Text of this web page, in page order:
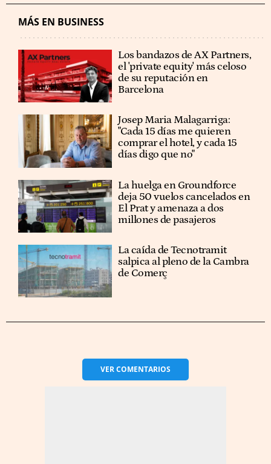
MÁS EN BUSINESS
Los bandazos de AX Partners,
el 'private equity' más celoso
de su reputación en
Barcelona
​​Josep Maria Malagarriga:
"Cada 15 días me quieren
comprar el hotel, y cada 15
días digo que no"
La huelga en Groundforce
deja 50 vuelos cancelados en
El Prat y amenaza a dos
millones de pasajeros
La caída de Tecnotramit
salpica al pleno de la Cambra
de Comerç
VERCOMENTARIOS